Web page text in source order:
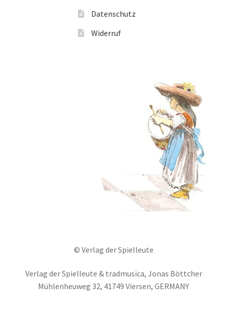
Datenschutz
Widerruf
© Verlag der Spielleute
Verlag der Spielleute & tradmusica, Jonas Böttcher
Mühlenheuweg 32, 41749 Viersen, GERMANY